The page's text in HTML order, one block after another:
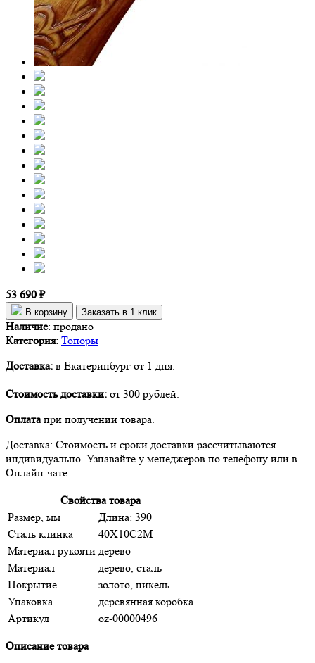
53 690 ₽
В корзину Заказать в 1 клик
Наличие: продано
Категория: Топоры
Доставка: в Екатеринбург от 1 дня.
Стоимость доставки: от 300 рублей.
Оплатапри получении товара.
Доставка: Стоимость и сроки доставки рассчитываются
индивидуально. Узнавайте у менеджеров по телефону или в
Онлайн-чате.
Свойства товара
Размер, мм
Длина: 390
Сталь клинка
40Х10С2М
Материал рукояти дерево
Материал
дерево, сталь
Покрытие
золото, никель
Упаковка
деревянная коробка
Артикул
oz-00000496
Описание товара